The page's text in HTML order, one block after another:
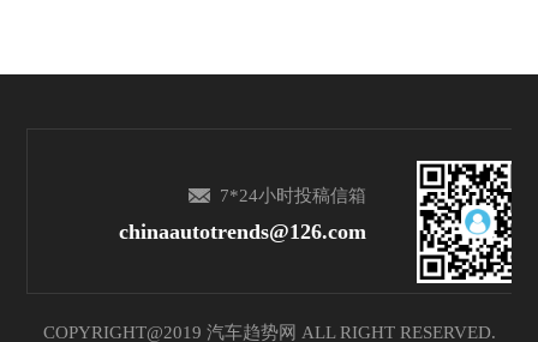
7*24小时投稿信箱
chinaautotrends@126.com
COPYRIGHT@2019 汽车趋势网 ALL RIGHT RESERVED.